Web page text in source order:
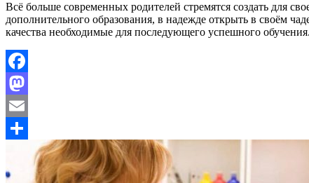
Всё больше современных родителей стремятся создать для
дополнительного образования, в надежде открыть в своём
качества необходимые для последующего успешного обучения.
Facebook
Mastodon
Email
Отправить